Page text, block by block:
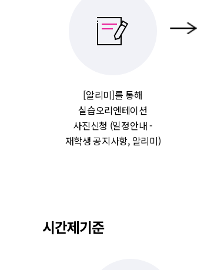
[알리미]를 통해
실습오리엔테이션
사진신청 (일정안내 -
재학생 공지사항, 알리미)
시간제기준